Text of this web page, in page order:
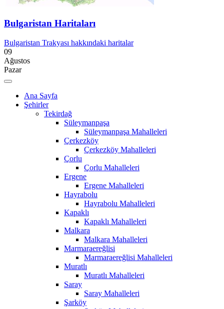
Bulgaristan Haritaları
Bulgaristan Trakyası hakkındaki haritalar
09
Ağustos
Pazar
Ana Sayfa
Şehirler
Tekirdağ
Süleymanpaşa
Süleymanpaşa Mahalleleri
Çerkezköy
Çerkezköy Mahalleleri
Çorlu
Çorlu Mahalleleri
Ergene
Ergene Mahalleleri
Hayrabolu
Hayrabolu Mahalleleri
Kapaklı
Kapaklı Mahalleleri
Malkara
Malkara Mahalleleri
Marmaraereğlisi
Marmaraereğlisi Mahalleleri
Muratlı
Muratlı Mahalleleri
Saray
Saray Mahalleleri
Şarköy